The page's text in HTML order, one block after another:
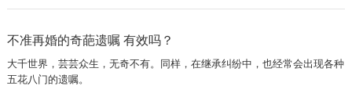
不准再婚的奇葩遗嘱 有效吗？
大千世界，芸芸众生，无奇不有。同样，在继承纠纷中，也经常会出现各种
五花八门的遗嘱。